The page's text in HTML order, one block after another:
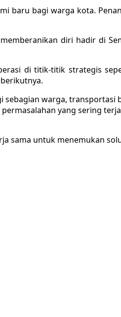
baru bagi warga kota.
diri hadir di
di titik-titik strategis
warga, transportasi
yang sering
sama untuk menemukan